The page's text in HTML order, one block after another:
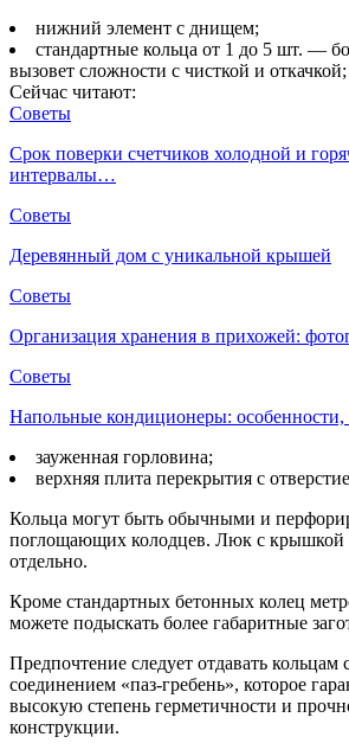
нижний элемент с днищем;
стандартные кольца от 1 до 5 шт. —
вызовет сложности с чисткой и откачкой;
Сейчас читают:
Советы
Срок поверки счетчиков холодной и
интервалы…
Советы
Деревянный дом с уникальной крышей
Советы
Организация хранения в прихожей:
Советы
Напольные кондиционеры:
зауженная горловина;
верхняя плита перекрытия с
Кольца могут быть обычными и
поглощающих колодцев. Люк с крышкой
отдельно.
Кроме стандартных бетонных колец
можете подыскать более габаритные
Предпочтение следует отдавать кольцам
соединением «паз-гребень», которое
высокую степень герметичности и
конструкции.